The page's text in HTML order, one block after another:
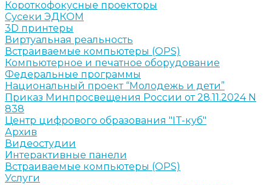
Короткофокусные проекторы
Сусеки ЭДКОМ
3D принтеры
Виртуальная реальность
Встраиваемые компьютеры (OPS)
Компьютерное и печатное оборудование
Федеральные программы
Национальный проект “Молодежь и дети”
Приказ Минпросвещения России от 28.11.2024 N
838
Центр цифрового образования "IT-куб"
Архив
Видеостудии
Интерактивные панели
Встраиваемые компьютеры (OPS)
Услуги